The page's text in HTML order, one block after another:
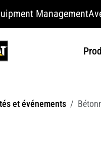
Management
et événements